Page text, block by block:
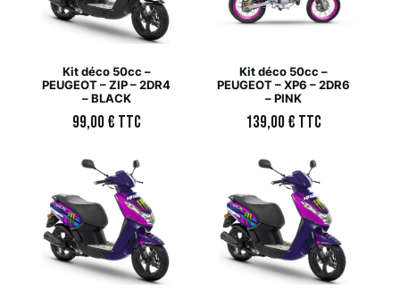
Kit déco 50cc –
PEUGEOT – ZIP – 2DR4
– BLACK
99,00€ TTC
Kit déco 50cc –
PEUGEOT – XP6 – 2DR6
– PINK
139,00€ TTC